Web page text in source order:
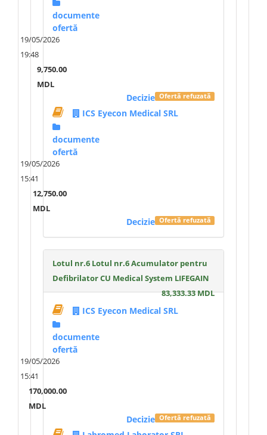
documente
ofertă
19/05/2026
19:48
9,750.00
MDL
Ofertă refuzată
Decizie
ICS Eyecon Medical SRL
documente
ofertă
19/05/2026
15:41
12,750.00
MDL
Ofertă refuzată
Decizie
Lotul nr.6 Lotul nr.6 Acumulator pentru
Defibrilator CU Medical System LIFEGAIN
83,333.33 MDL
ICS Eyecon Medical SRL
documente
ofertă
19/05/2026
15:41
170,000.00
MDL
Ofertă refuzată
Decizie